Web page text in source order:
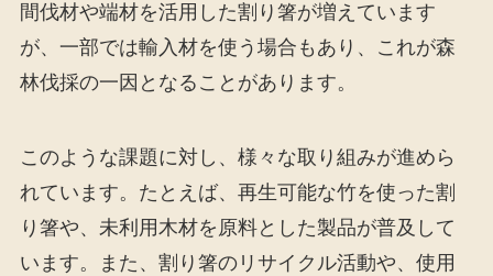
間伐材や端材を活用した割り箸が増えています
が、一部では輸入材を使う場合もあり、これが森
林伐採の一因となることがあります。
このような課題に対し、様々な取り組みが進めら
れています。たとえば、再生可能な竹を使った割
り箸や、未利用木材を原料とした製品が普及して
います。また、割り箸のリサイクル活動や、使用